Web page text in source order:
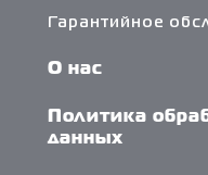
Гарантийное
О нас
Политика
данных